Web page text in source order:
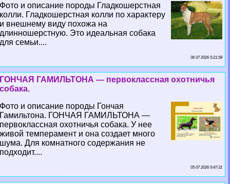
Фото и описание породы Гладкошерстная
колли. Гладкошерстная колли по хаpaктеру
и внешнему виду похожа на
длинношерстную. Это идеальная собака
для семьи....
06 07 2026 5:21:58
ГОНЧАЯ ГАМИЛЬТОНА — первоклассная охотничья
собака.
Фото и описание породы Гончая
Гамильтона. ГОНЧАЯ ГАМИЛЬТОНА —
первоклассная охотничья собака. У нее
живой темперамент и она создает много
шума. Для комнатного содержания не
подходит....
05 07 2026 9:47:31